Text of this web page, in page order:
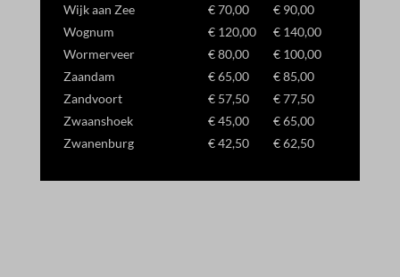
Wijk aan Zee
€ 70,00
€ 90,00
Wognum
€ 120,00
€ 140,00
Wormerveer
€ 80,00
€ 100,00
Zaandam
€ 65,00
€ 85,00
Zandvoort
€ 57,50
€ 77,50
Zwaanshoek
€ 45,00
€ 65,00
Zwanenburg
€ 42,50 € 62,50